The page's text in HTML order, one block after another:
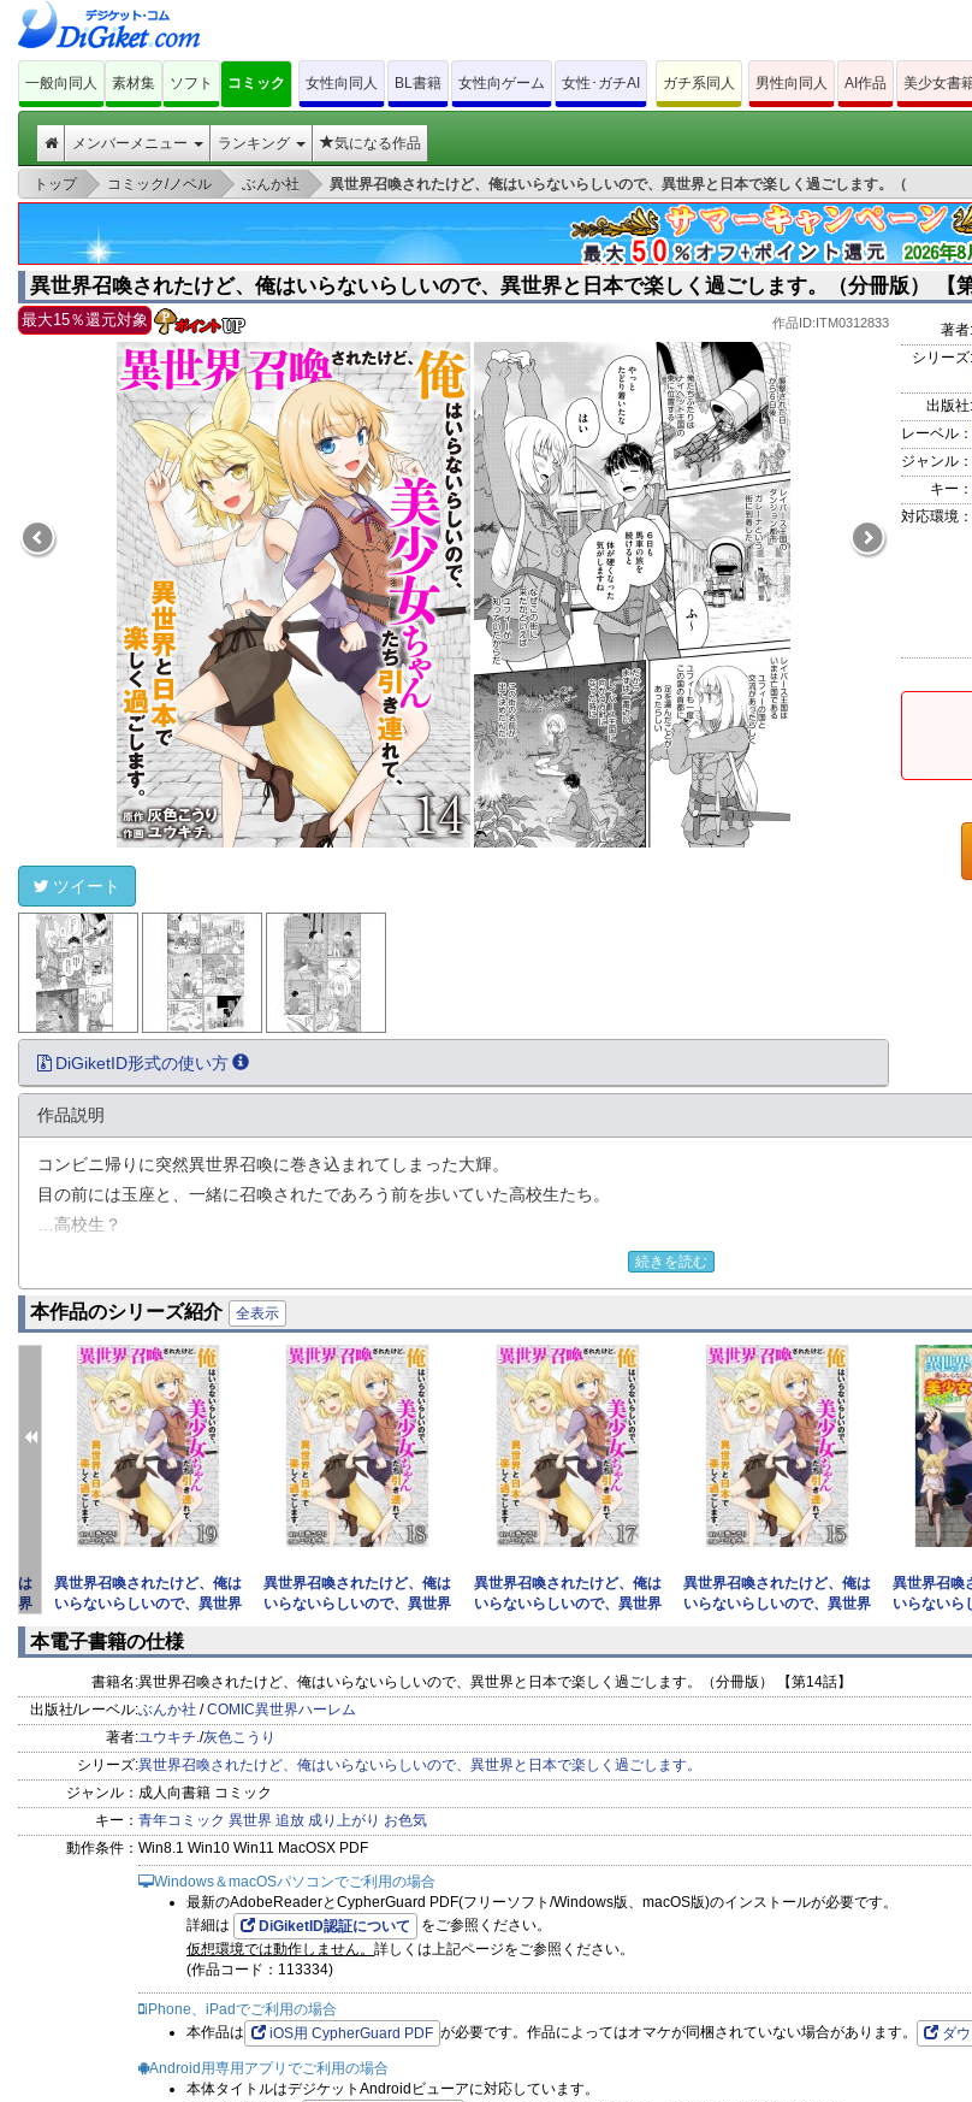
一般向同人 素材集 ソフト コミック 女性向同人 BL書籍 女性向ゲーム 女性･ガチAI ガチ系同人 男性向同人 AI作品 美少女書
メンバーメニュー ランキング 気になる作品
トップ > コミック/ノベル > ぶんか社 > 異世界召喚されたけど、俺はいらないらしいので、異世界と日本で楽しく過ごします。（
異世界召喚されたけど、俺はいらないらしいので、異世界と日本で楽しく過ごします。（分冊版） 【第
最大15％還元対象 作品ID:ITM0312833
ツイート
DiGiketID形式の使い方
著者:
シリーズ:
出版社:
レーベル：
ジャンル：
キー：
対応環境：
作品説明
コンビニ帰りに突然異世界召喚に巻き込まれてしまった大輝。
目の前には玉座と、一緒に召喚されたであろう前を歩いていた高校生たち。
…高校生？
彼らとひと回りは年の違う大輝は、案の定彼らの召喚に本当に巻き込まれただけだったようで「お前に用はない」と城から
高校生たちが世界を救うまで城下町ですごしてろとか言われましても…。
力もねぇ知識もねぇしスキルはクソでやることもねぇ…これからどうしたらいいんだよ…。
※この作品は『COMIC異世界ハーレム Vol.22』に収録されています。重複購入にご注意ください。
続きを読む
本作品のシリーズ紹介 全表示
俺は
世界
異世界召喚されたけど、俺は
いらないらしいので、異世界
異世界召喚されたけど、俺は
いらないらしいので、異世界
異世界召喚されたけど、俺は
いらないらしいので、異世界
異世界召喚されたけど、俺は
いらないらしいので、異世界
異世界召喚
いらないら
本電子書籍の仕様
書籍名:異世界召喚されたけど、俺はいらないらしいので、異世界と日本で楽しく過ごします。（分冊版） 【第14話】
出版社/レーベル:ぶんか社 /COMIC異世界ハーレム
著者:ユウキチ./灰色こうり
シリーズ:異世界召喚されたけど、俺はいらないらしいので、異世界と日本で楽しく過ごします。
ジャンル： 成人向書籍 コミック
キー： 青年コミック 異世界 追放 成り上がり お色気
動作条件： Win8.1 Win10 Win11 MacOSX PDF
Windows＆macOSパソコンでご利用の場合
最新のAdobeReaderとCypherGuard PDF(フリーソフト/Windows版、macOS版)のインストールが必要です。
詳細は
DiGiketID認証について
をご参照ください。
仮想環境では動作しません。 詳しくは上記ページをご参照ください。
(作品コード：113334)
iPhone、iPadでご利用の場合
本作品は
iOS用 CypherGuard PDF が必要です。作品によってはオマケが同梱されていない場合があります。 ダ
Android用専用アプリでご利用の場合
本体タイトルはデジケットAndroidビューアに対応しています。